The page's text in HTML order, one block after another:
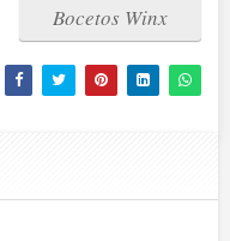
Bocetos Winx